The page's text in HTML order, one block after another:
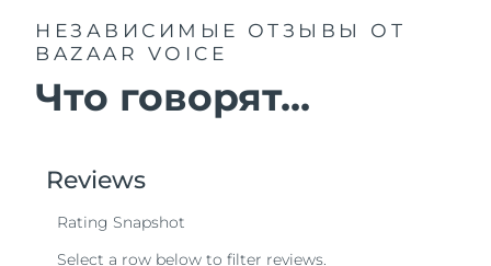
НЕЗАВИСИМЫЕ ОТЗЫВЫ
ОТ
BAZAAR VOICE
Что говорят...